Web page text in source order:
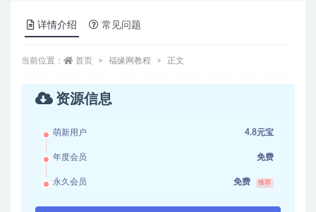
详情介绍 常见问题
当前位置： 首页 福缘网教程 正文
资源信息
萌新用户 4.8元宝
年度会员 免费
永久会员 免费 推荐